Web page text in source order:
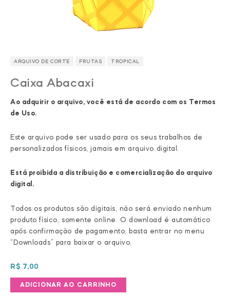
ARQUIVO DE CORTE FRUTAS TROPICAL
Caixa Abacaxi
Ao adquirir o arquivo, você está de acordo com os Termos
de Uso.
Este arquivo pode ser usado para os seus trabalhos de
personalizados físicos, jamais em arquivo digital.
Está proibida a distribuição e comercialização do arquivo
digital.
Todos os produtos são digitais, não será enviado nenhum
produto físico, somente online. O download é automático
após confirmação de pagamento, basta entrar no menu
“Downloads” para baixar o arquivo.
R$ 7,00
Caixa
Abacaxi
ADICIONAR AO CARRINHO